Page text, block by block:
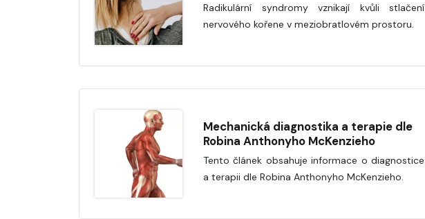
Radikulární syndromy vznikají kvůli stlačení
nervového kořene v meziobratlovém prostoru.
Mechanická diagnostika a terapie dle
Robina Anthonyho McKenzieho
Tento článek obsahuje informace o diagnostice
a terapii dle Robina Anthonyho McKenzieho.